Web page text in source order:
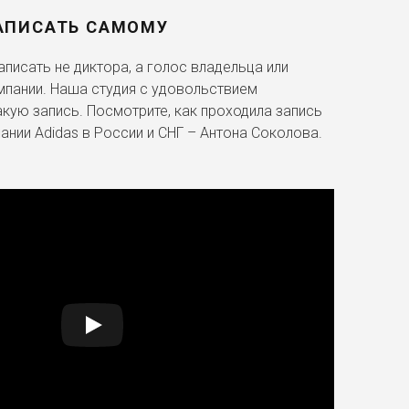
САМОМУ
не диктора, а голос владельца или
Наша студия с удовольствием
запись. Посмотрите, как проходила запись
Adidas в России и СНГ – Антона Соколова.